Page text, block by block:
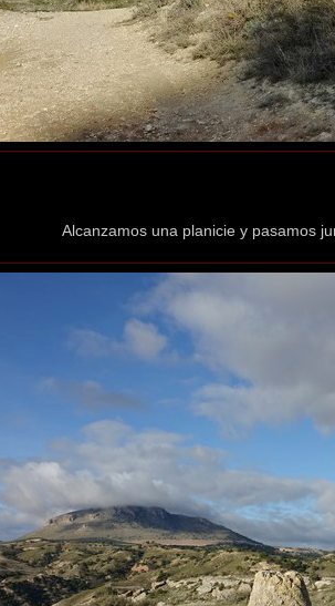
Alcanzamos una planicie y pasamos